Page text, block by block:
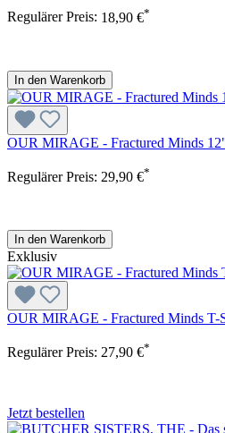
Regulärer Preis: 18,90 €*
In den Warenkorb
OUR MIRAGE - Fractured Minds
Regulärer Preis: 29,90 €*
In den Warenkorb
Exklusiv
OUR MIRAGE - Fractured Minds T-
Regulärer Preis: 27,90 €*
Jetzt bestellen